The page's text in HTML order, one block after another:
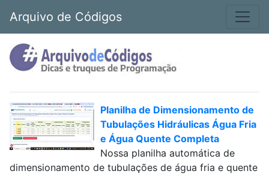
Arquivo de Códigos
Planilha de Dimensionamento de
Tubulações Hidráulicas Água Fria
e Água Quente Completa
Nossa planilha automática de
dimensionamento de tubulações de água fria e quente